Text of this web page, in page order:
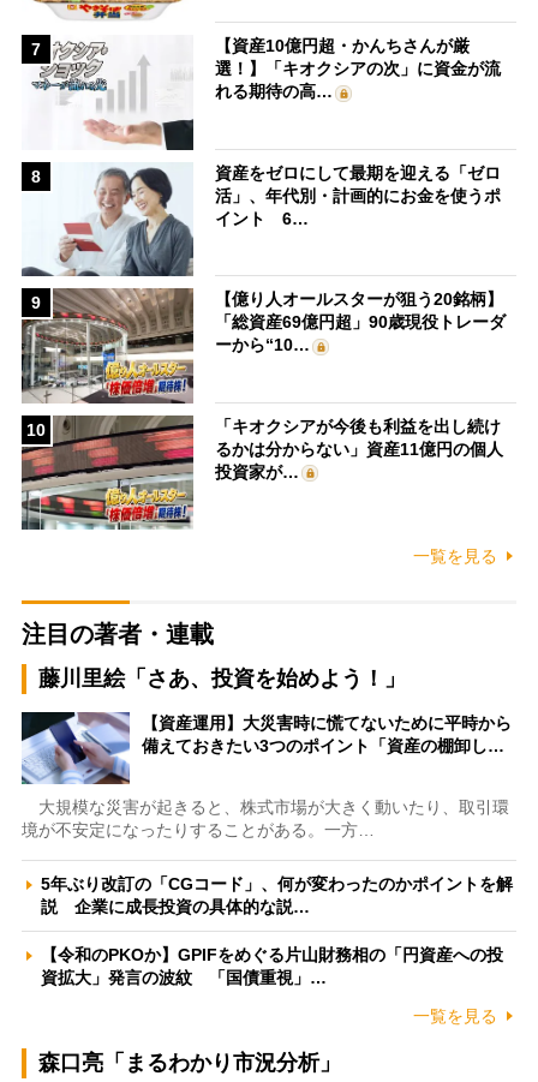
7
【資産10億円超・かんちさんが厳
選！】「キオクシアの次」に資金が流
れる期待の高…
8
資産をゼロにして最期を迎える「ゼロ
活」、年代別・計画的にお金を使うポ
イント 6…
9
【億り人オールスターが狙う20銘柄】
「総資産69億円超」90歳現役トレーダ
ーから“10…
10
「キオクシアが今後も利益を出し続け
るかは分からない」資産11億円の個人
投資家が…
一覧を見る
注目の著者・連載
藤川里絵「さあ、投資を始めよう！」
【資産運用】大災害時に慌てないために平時から
備えておきたい3つのポイント「資産の棚卸し…
大規模な災害が起きると、株式市場が大きく動いたり、取引環
境が不安定になったりすることがある。一方…
5年ぶり改訂の「CGコード」、何が変わったのかポイントを解
説 企業に成長投資の具体的な説…
【令和のPKOか】GPIFをめぐる片山財務相の「円資産への投
資拡大」発言の波紋 「国債重視」…
一覧を見る
森口亮「まるわかり市況分析」